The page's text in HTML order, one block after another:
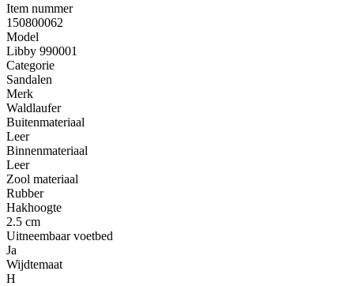
Item nummer
150800062
Model
Libby 990001
Categorie
Sandalen
Merk
Waldlaufer
Buitenmateriaal
Leer
Binnenmateriaal
Leer
Zool materiaal
Rubber
Hakhoogte
2.5 cm
Uitneembaar voetbed
Ja
Wijdtemaat
H